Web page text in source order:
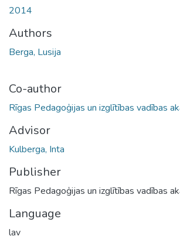
2014
Authors
Berga, Lusija
Co-author
Rīgas Pedagoģijas un izglītības vadības
Advisor
Kulberga, Inta
Publisher
Rīgas Pedagoģijas un izglītības vadības
Language
lav